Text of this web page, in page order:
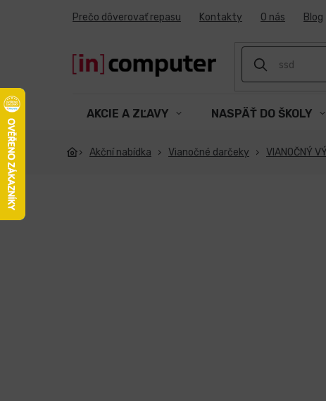
Prečo dôverovať repasu Kontakty O nás Blog
AKCIE A ZĽAVY NASPÄŤ DO ŠKOLY
Akční nabídka Vianočné darčeky VIANOČNÝ